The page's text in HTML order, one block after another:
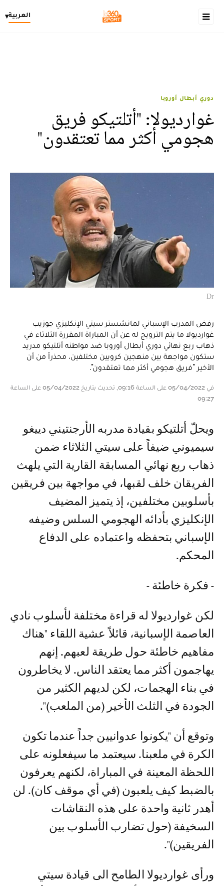
العربية▾
دوري أبطال أوروبا
غوارديولا: "أتلتيكو فريق
هجومي أكثر مما تعتقدون"
Dr
رفض المدرب الإسباني لمانشستر سيتي الإنكليزي جوزيب
غوارديولا ما يتم الترويج له عن أن المباراة المقررة الثلاثاء في
ذهاب ربع نهائي دوري أبطال أوروبا ضد مواطنه أتلتيكو مدريد
ستكون مواجهة بين منهجين كرويين مختلفين، محذراً من أن
الأخير "فريق هجومي أكثر مما تعتقدون".
في 05/04/2022 على الساعة 09:16, تحديث بتاريخ 05/04/2022 على الساعة
09:27
ويحلّ أتلتيكو بقيادة مدربه الأرجنتيني دييغو
سيميوني ضيفاً على سيتي الثلاثاء ضمن
ذهاب ربع نهائي المسابقة القارية التي يلهث
الفريقان خلف لقبها، في مواجهة بين فريقين
بأسلوبين مختلفين، إذ يتميز المضيف
الإنكليزي بأدائه الهجومي السلس وضيفه
الإسباني بتحفظه واعتماده على الدفاع
المحكم.
- فكرة خاطئة -
لكن غوارديولا له قراءة مختلفة لأسلوب نادي
العاصمة الإسبانية، قائلاً عشية اللقاء "هناك
مفاهيم خاطئة حول طريقة لعبهم. إنهم
يهاجمون أكثر مما يعتقد الناس. لا يخاطرون
في بناء الهجمات، لكن لديهم الكثير من
الجودة في الثلث الأخير (من الملعب)".
وتوقع أن "يكونوا عدوانيين جداً عندما تكون
الكرة في ملعبنا. سيعتمد ما سيفعلونه على
اللحظة المعينة في المباراة، لكنهم يعرفون
بالضبط كيف يلعبون (في أي موقف كان). لن
أهدر ثانية واحدة على هذه النقاشات
السخيفة (حول تضارب الأسلوب بين
الفريقين)".
ورأى غوارديولا الطامح الى قيادة سيتي